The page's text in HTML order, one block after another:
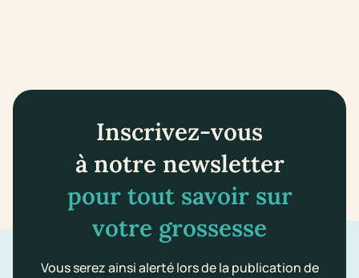
Inscrivez-vous
à notre newsletter
pour tout savoir sur
votre grossesse
Vous serez ainsi alerté lors de la publication de